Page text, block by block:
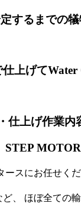
するまでの
上げてWater
仕上げ作業内
STEP
スにお任せくだ
、 ほぼ全ての